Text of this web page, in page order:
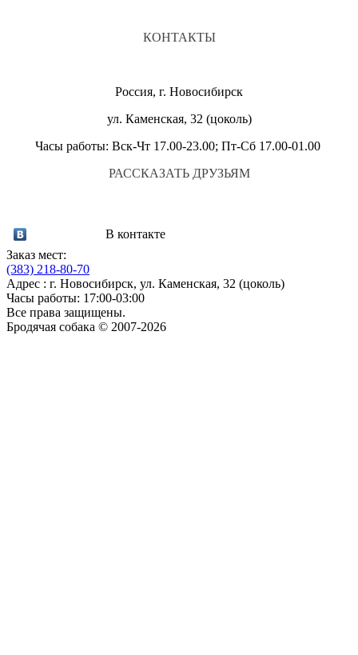
КОНТАКТЫ
Россия, г. Новосибирск
ул. Каменская, 32 (цоколь)
Часы работы: Вск-Чт 17.00-23.00; Пт-Сб 17.00-01.00
РАССКАЗАТЬ ДРУЗЬЯМ
В контакте
Заказ мест:
(383) 218-80-70
Адрес : г. Новосибирск, ул. Каменская, 32 (цоколь)
Часы работы: 17:00-03:00
Все права защищены.
Бродячая собака © 2007-2026